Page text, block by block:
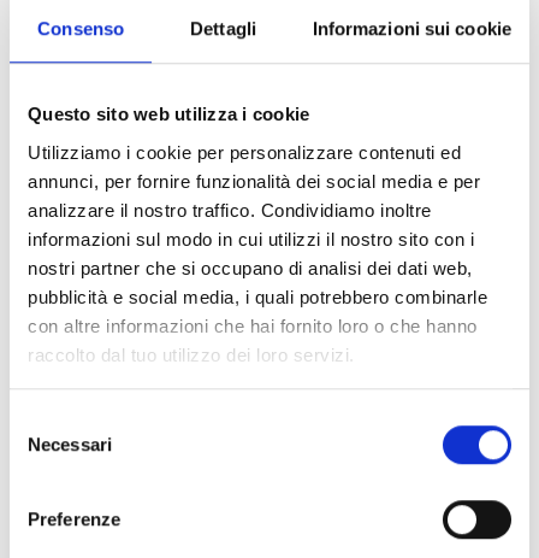
Consenso Dettagli Informazioni sui cookie
Questo sito web utilizza i cookie
Utilizziamo i cookie per personalizzare contenuti ed
annunci, per fornire funzionalità dei social media e per
analizzare il nostro traffico. Condividiamo inoltre
informazioni sul modo in cui utilizzi il nostro sito con i
nostri partner che si occupano di analisi dei dati web,
pubblicità e social media, i quali potrebbero combinarle
con altre informazioni che hai fornito loro o che hanno
raccolto dal tuo utilizzo dei loro servizi.
delNecessari
Preferenze
EB0060 : socle de montage avec
buzzer intégré
commandé par la sortie « R » du capteur. Cette
fonctionnalité permet de signaler localement
l'état d'alarme, améliorant ainsi la sécurité et la
facilité d'utilisation de l'installation.
ACCESSOIRES ET
COMPLÉMENTS